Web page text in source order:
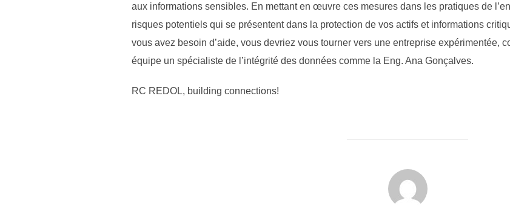
aux informations sensibles. En mettant en œuvre ces mesures dans les pratiques de
risques potentiels qui se présentent dans la protection de vos actifs et informations
vous avez besoin d’aide, vous devriez vous tourner vers une entreprise expérimentée,
équipe un spécialiste de l’intégrité des données comme la Eng. Ana Gonçalves.
RC REDOL, building connections!
AUTEUR DE LA PUBLICATION